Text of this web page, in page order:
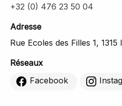
+32 (0) 476 23 50 04
Adresse
Rue Ecoles des Filles 1,
Réseaux
Facebook